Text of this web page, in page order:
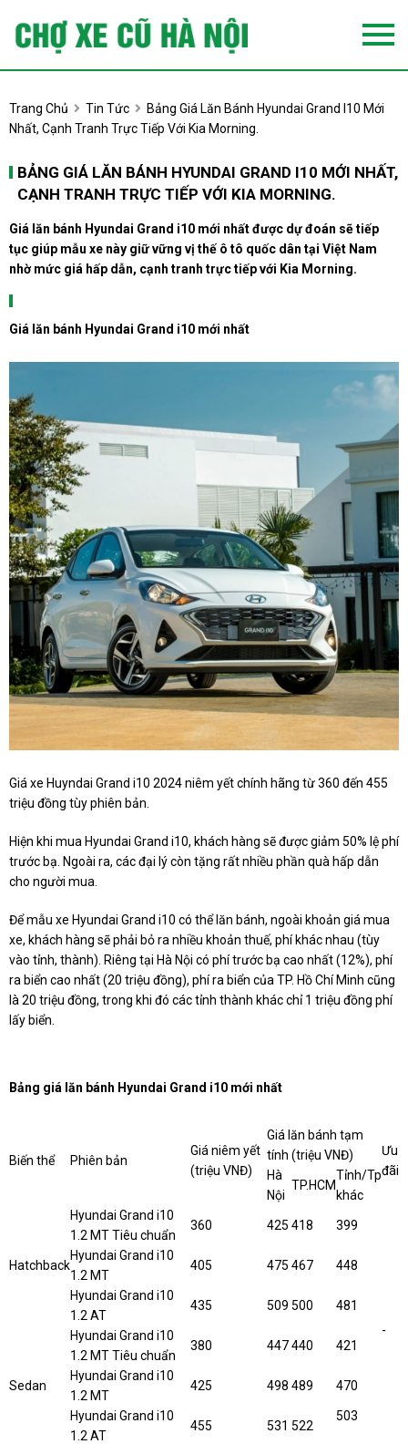
Trang Chủ Tin Tức
Bảng Giá Lăn Bánh Hyundai Grand I10 Mới
Nhất, Cạnh Tranh Trực Tiếp Với Kia Morning.
BẢNG GIÁ LĂN BÁNH HYUNDAI GRAND I10 MỚI NHẤT,
CẠNH TRANH TRỰC TIẾP VỚI KIA MORNING.
Giá lăn bánh Hyundai Grand i10 mới nhất được dự đoán sẽ tiếp
tục giúp mẫu xe này giữ vững vị thế ô tô quốc dân tại Việt Nam
nhờ mức giá hấp dẫn, cạnh tranh trực tiếp với Kia Morning.
Giá lăn bánh Hyundai Grand i10 mới nhất
Giá xe Huyndai Grand i10 2024 niêm yết chính hãng từ 360 đến 455
triệu đồng tùy phiên bản.
Hiện khi mua Hyundai Grand i10, khách hàng sẽ được giảm 50% lệ phí
trước bạ. Ngoài ra, các đại lý còn tặng rất nhiều phần quà hấp dẫn
cho người mua.
Để mẫu xe Hyundai Grand i10 có thể lăn bánh, ngoài khoản giá mua
xe, khách hàng sẽ phải bỏ ra nhiều khoản thuế, phí khác nhau (tùy
vào tỉnh, thành). Riêng tại Hà Nội có phí trước bạ cao nhất (12%), phí
ra biển cao nhất (20 triệu đồng), phí ra biển của TP. Hồ Chí Minh cũng
là 20 triệu đồng, trong khi đó các tỉnh thành khác chỉ 1 triệu đồng phí
lấy biển.
Bảng giá lăn bánh Hyundai Grand i10 mới nhất
Biến thể Phiên bản
Giá niêm yết
(triệu VNĐ)
Giá lăn bánh tạm
tính (triệu VNĐ)
Ưu
đãi
Hà
Nội
TP.HCM
Tỉnh/Tp
khác
Hatchback
Hyundai Grand i10
1.2 MT Tiêu chuẩn
360 425 418 399
-
Hyundai Grand i10
1.2 MT
405 475 467 448
Hyundai Grand i10
1.2 AT
435 509 500 481
Sedan
Hyundai Grand i10
1.2 MT Tiêu chuẩn
380 447440 421
Hyundai Grand i10
1.2 MT
425 498 489 470
Hyundai Grand i10
1.2 AT
455 531 522
503